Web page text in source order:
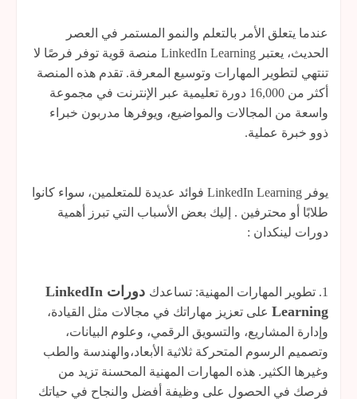
عندما يتعلق الأمر بالتعلم والنمو المستمر في العصر
الحديث، يعتبر LinkedIn Learning منصة قوية توفر فرصًا لا
تنتهي لتطوير المهارات وتوسيع المعرفة. تقدم هذه المنصة
أكثر من 16,000 دورة تعليمية عبر الإنترنت في مجموعة
واسعة من المجالات والمواضيع، ويوفرها مدربون خبراء
ذوو خبرة عملية.
يوفر LinkedIn Learning فوائد عديدة للمتعلمين، سواء كانوا
طلابًا أو محترفين . إليك بعض الأسباب التي تبرز أهمية
دورات لينكدان :
1. تطوير المهارات المهنية: تساعدك
دورات LinkedIn
Learning على تعزيز مهاراتك في مجالات مثل القيادة،
وإدارة المشاريع، والتسويق الرقمي، وعلوم البيانات،
وتصميم الرسوم المتحركة ثلاثية الأبعاد،والهندسة والطب
وغيرها الكثير. هذه المهارات المهنية المحسنة تزيد من
فرصك في الحصول على وظيفة أفضل والنجاح في حياتك